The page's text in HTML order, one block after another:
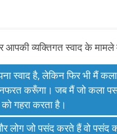
व्यक्तिगत स्वाद के मामले
स्वाद है, लेकिन फिर भी मैं
करूँगा। जब मैं जो कला
गहरा करता है।
लोग जो पसंद करते हैं वो पसंद